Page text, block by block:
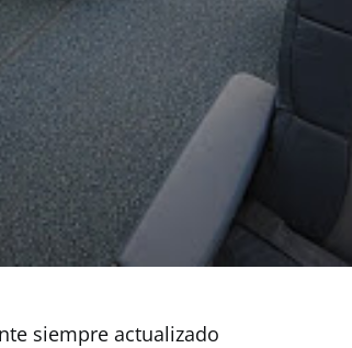
siempre actualizado